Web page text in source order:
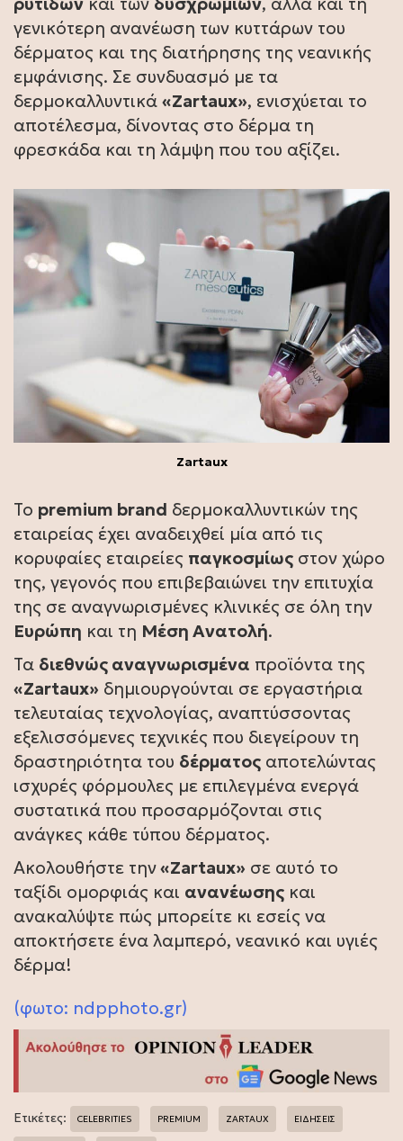
γενικότερη ανανέωση των κυττάρων του
δέρματος και της διατήρησης της νεανικής
εμφάνισης. Σε συνδυασμό με τα
δερμοκαλλυντικά «Zartaux», ενισχύεται το
αποτέλεσμα, δίνοντας στο δέρμα τη
φρεσκάδα και τη λάμψη που του αξίζει.
Zartaux
Το premium brand δερμοκαλλυντικών της
εταιρείας έχει αναδειχθεί μία από τις
κορυφαίες εταιρείες παγκοσμίως στον χώρο
της, γεγονός που επιβεβαιώνει την επιτυχία
της σε αναγνωρισμένες κλινικές σε όλη την
Ευρώπη και τη Μέση Ανατολή.
Τα διεθνώς αναγνωρισμένα προϊόντα της
«Zartaux» δημιουργούνται σε εργαστήρια
τελευταίας τεχνολογίας, αναπτύσσοντας
εξελισσόμενες τεχνικές που διεγείρουν τη
δραστηριότητα του δέρματος αποτελώντας
ισχυρές φόρμουλες με επιλεγμένα ενεργά
συστατικά που προσαρμόζονται στις
ανάγκες κάθε τύπου δέρματος.
Ακολουθήστε την«Zartaux» σε αυτό το
ταξίδι ομορφιάς και ανανέωσης και
ανακαλύψτε πώς μπορείτε κι εσείς να
αποκτήσετε ένα λαμπερό, νεανικό και υγιές
δέρμα!
(φωτο: ndpphoto.gr)
Ετικέτες: CELEBRITIES PREMIUM ZARTAUX ΕΙΔΗΣΕΙΣ